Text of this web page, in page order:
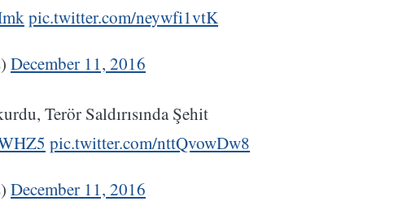
pic.twitter.com/neywfi1vtK
December 11, 2016
Terör Saldırısında Şehit
pic.twitter.com/nttQvowDw8
December 11, 2016